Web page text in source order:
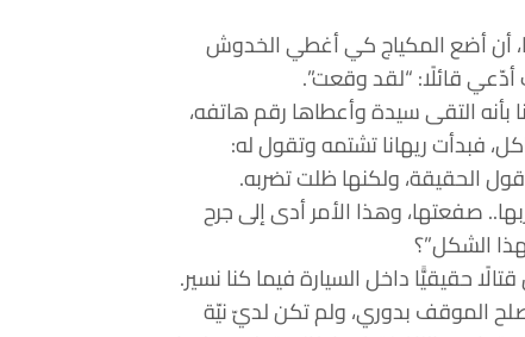
أن أضع المكياج كي أغطي الخدوش
أدّعي قائلًا: “لقد وقعت”.
بأنه التقى سيدة وأعطاها رقم هاتفه،
فبدأت ريهانا تشتمه وتقول له:
الحقيقة، ولكنها ظلت تضربه.
صفعتها، وهذا الأمر أدى إلى جرح
الشكل”؟
حقيقيًّا داخل السيارة فيما كنا نسير.
الموقف بدوري، ولم تكن لديّ نيّة